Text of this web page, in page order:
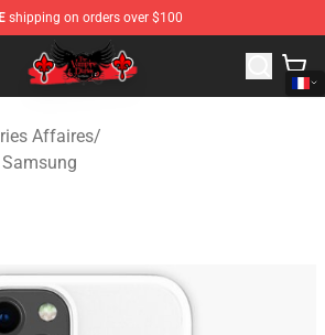
shipping on orders over $100
Shop - Official The Vampire
Affaires/